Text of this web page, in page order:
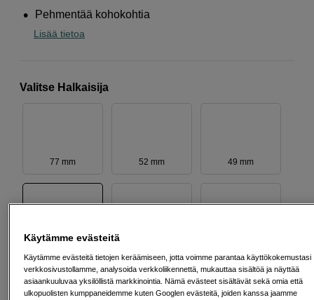
Pehmentää kohokohtia
Lisää tietoa
Valitse Halkaisija
77 mm 52 mm 49 mm
62 mm
Käytämme evästeitä
Käytämme evästeitä tietojen keräämiseen, jotta voimme parantaa käyttökokemustasi
verkkosivustollamme, analysoida verkkoliikennettä, mukauttaa sisältöä ja näyttää
asiaankuuluvaa yksilöllistä markkinointia. Nämä evästeet sisältävät sekä omia että
ulkopuolisten kumppaneidemme kuten Googlen evästeitä, joiden kanssa jaamme